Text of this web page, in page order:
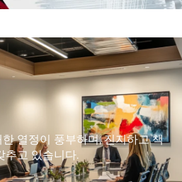
열정이 풍부하며, 진지하고 책
추고 있습니다.